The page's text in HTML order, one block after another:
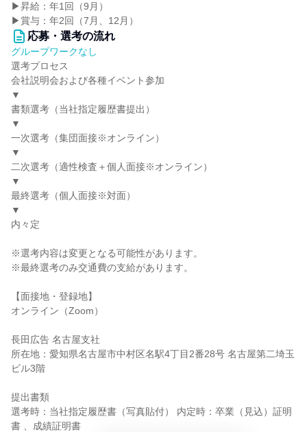
▶昇給：年1回（9月）
▶賞与：年2回（7月、12月）
応募・選考の流れ
グループワークなし
選考プロセス
会社説明会および各種イベント参加
▼
書類選考（当社指定履歴書提出）
▼
一次選考（集団面接※オンライン）
▼
二次選考（適性検査＋個人面接※オンライン）
▼
最終選考（個人面接※対面）
▼
内々定
※選考内容は変更となる可能性があります。
※最終選考のみ交通費の支給があります。
【面接地・登録地】
オンライン（Zoom）
長田広告 名古屋支社
所在地：愛知県名古屋市中村区名駅4丁目2番28号 名古屋第二埼玉
ビル3階
提出書類
選考時：当社指定履歴書（写真貼付） 内定時：卒業（見込）証明
書 、成績証明書